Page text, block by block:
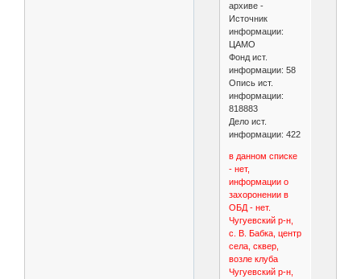
архиве -
Источник
информации:
ЦАМО
Фонд ист.
информации: 58
Опись ист.
информации:
818883
Дело ист.
информации: 422
в данном списке
- нет,
информации о
захоронении в
ОБД - нет.
Чугуевский р-н,
с. В. Бабка, центр
села, сквер,
возле клуба
Чугуевский р-н,